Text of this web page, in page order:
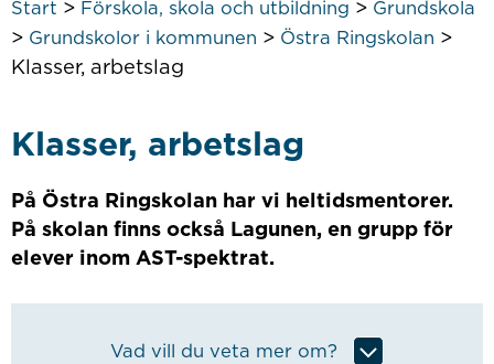
Start > Förskola, skola och utbildning > Grundskola
> Grundskolor i kommunen > Östra Ringskolan >
Klasser, arbetslag
Klasser, arbetslag
På Östra Ringskolan har vi heltidsmentorer.
På skolan finns också Lagunen, en grupp för
elever inom AST-spektrat.
Vad vill du veta mer om?